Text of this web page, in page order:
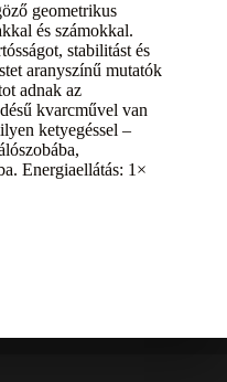
geometrikus
és számokkal.
stabilitást és
aranyszínű mutatók
adnak az
kvarcművel van
ketyegéssel –
Energiaellátás: 1×